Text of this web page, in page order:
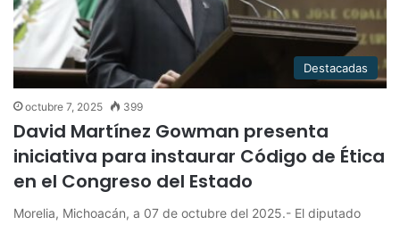
Destacadas
octubre 7, 2025 399
David Martínez Gowman presenta
iniciativa para instaurar Código de Ética
en el Congreso del Estado
Morelia, Michoacán, a 07 de octubre del 2025.- El diputado